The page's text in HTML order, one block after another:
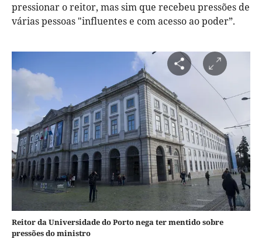
pressionar o reitor, mas sim que recebeu pressões de
várias pessoas "influentes e com acesso ao poder”.
Reitor da Universidade do Porto nega ter mentido sobre
pressões do ministro